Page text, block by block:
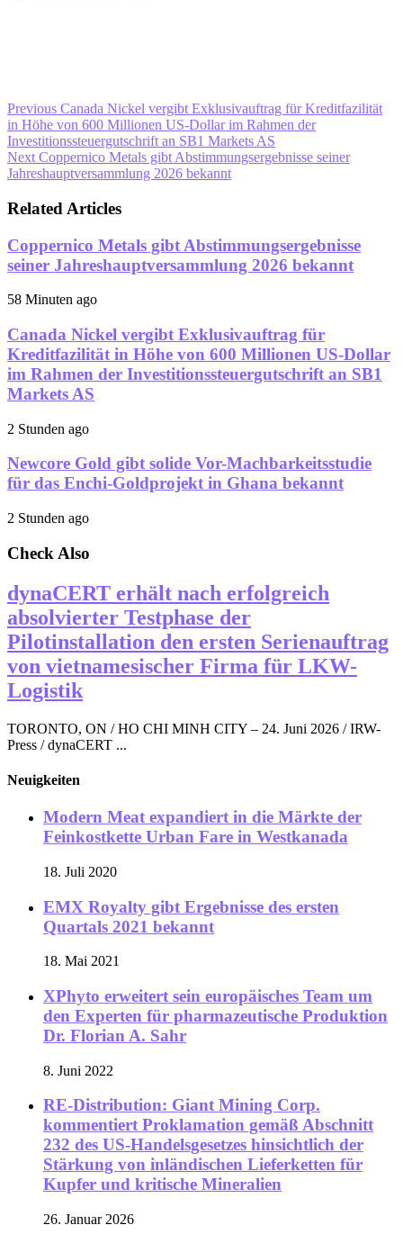
Previous Canada Nickel vergibt Exklusivauftrag für Kreditfazilität
in Höhe von 600 Millionen US-Dollar im Rahmen der
Investitionssteuergutschrift an SB1 Markets AS
Next Coppernico Metals gibt Abstimmungsergebnisse seiner
Jahreshauptversammlung 2026 bekannt
Related Articles
Coppernico Metals gibt Abstimmungsergebnisse
seiner Jahreshauptversammlung 2026 bekannt
58 Minuten ago
Canada Nickel vergibt Exklusivauftrag für
Kreditfazilität in Höhe von 600 Millionen US-Dollar
im Rahmen der Investitionssteuergutschrift an SB1
Markets AS
2 Stunden ago
Newcore Gold gibt solide Vor-Machbarkeitsstudie
für das Enchi-Goldprojekt in Ghana bekannt
2 Stunden ago
Check Also
dynaCERT erhält nach erfolgreich
absolvierter Testphase der
Pilotinstallation den ersten Serienauftrag
von vietnamesischer Firma für LKW-
Logistik
TORONTO, ON / HO CHI MINH CITY – 24. Juni 2026 / IRW-
Press / dynaCERT ...
Neuigkeiten
Modern Meat expandiert in die Märkte der
Feinkostkette Urban Fare in Westkanada
18. Juli 2020
EMX Royalty gibt Ergebnisse des ersten
Quartals 2021 bekannt
18. Mai 2021
XPhyto erweitert sein europäisches Team um
den Experten für pharmazeutische Produktion
Dr. Florian A. Sahr
8. Juni 2022
RE-Distribution: Giant Mining Corp.
kommentiert Proklamation gemäß Abschnitt
232 des US-Handelsgesetzes hinsichtlich der
Stärkung von inländischen Lieferketten für
Kupfer und kritische Mineralien
26. Januar 2026